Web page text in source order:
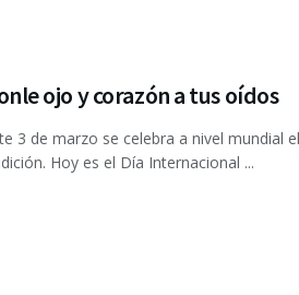
ojo y corazón a tus oídos
3 de marzo se celebra a nivel mundial
Hoy es el Día Internacional ...